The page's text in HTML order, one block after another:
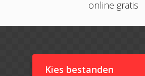
online gratis
Kies bestanden